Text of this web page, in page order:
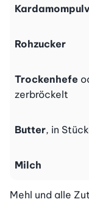
Rohzucker
Trockenhefe
zerbröckelt
Butter, in
Milch
Mehl und alle